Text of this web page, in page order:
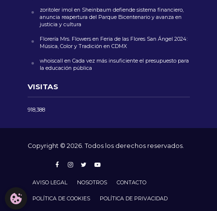
zoritoler imol en Sheinbaum defiende sistema financiero,
anuncia reapertura del Parque Bicentenario y avanza en
justicia y cultura
Florería Mrs. Flowersen Feria de las Flores San Ángel 2024:
Música, Color y Tradición en CDMX
whoiscall en Cada vez más insuficiente el presupuesto para
la educación pública
VISITAS
918,388
Copyright © 2026. Todos los derechos reservados.
AVISO LEGAL NOSOTROS CONTACTO
POLÍTICA DE COOKIES POLÍTICA DE PRIVACIDAD
CONFIGURACIÓN DE COOKIES